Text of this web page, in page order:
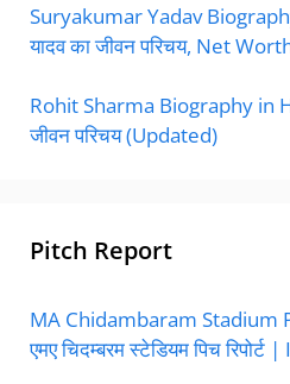
Suryakumar Yadav
यादव का जीवन परिचय, Net
Rohit Sharma Biography in
जीवन परिचय (Updated)
Pitch Report
MA Chidambaram Stadium
एमए चिदम्बरम स्टेडियम पिच